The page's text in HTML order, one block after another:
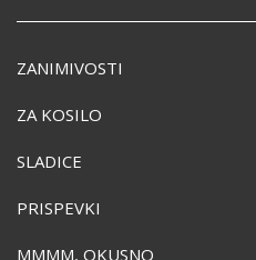
ZANIMIVOSTI
ZA KOSILO
SLADICE
PRISPEVKI
MMMM, OKUSNO